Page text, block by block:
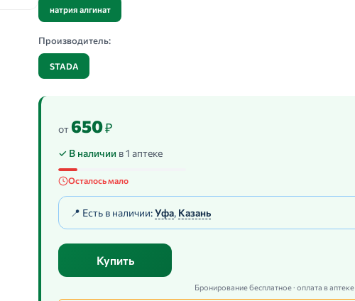
натрия алгинат
Производитель:
STADA
от650₽
✓ В наличии в 1 аптеке
Осталось мало
📍 Есть в наличии:Уфа, Казань
Купить
Бронирование бесплатное · оплата в аптеке